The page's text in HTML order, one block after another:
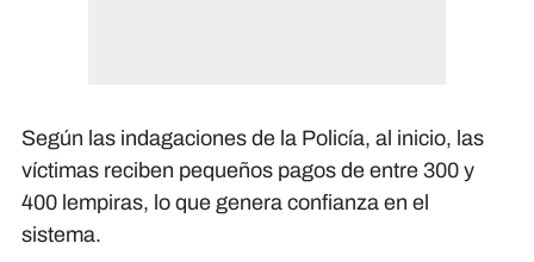
Según las indagaciones de la Policía, al inicio, las
víctimas reciben pequeños pagos de entre 300 y
400 lempiras, lo que genera confianza en el
sistema.